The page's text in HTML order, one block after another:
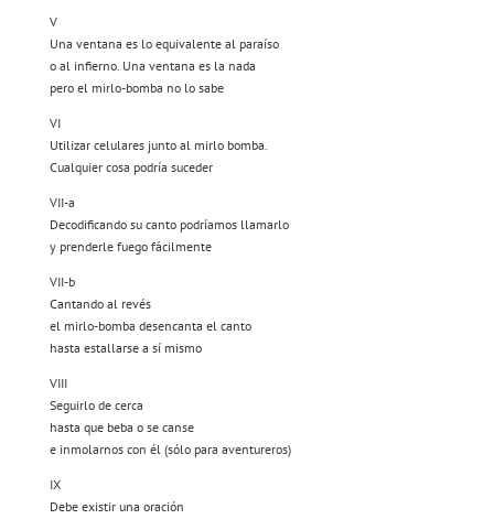
V
Una ventana es lo equivalente al paraíso
o al infierno. Una ventana es la nada
pero el mirlo-bomba no lo sabe
VI
Utilizar celulares junto al mirlo bomba.
Cualquier cosa podría suceder
VII-a
Decodificando su canto podríamos llamarlo
y prenderle fuego fácilmente
VII-b
Cantando al revés
el mirlo-bomba desencanta el canto
hasta estallarse a sí mismo
VIII
Seguirlo de cerca
hasta que beba o se canse
e inmolarnos con él (sólo para aventureros)
IX
Debe existir una oración